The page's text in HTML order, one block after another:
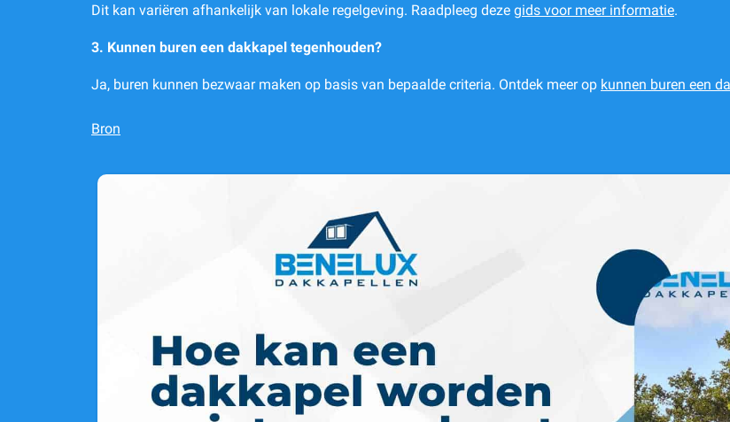
Dit kan variëren afhankelijk van lokale regelgeving. Raadpleeg deze gids voor meer informatie.
3. Kunnen buren een dakkapel tegenhouden?
Ja, buren kunnen bezwaar maken op basis van bepaalde criteria. Ontdek meer op kunnen buren een
Bron